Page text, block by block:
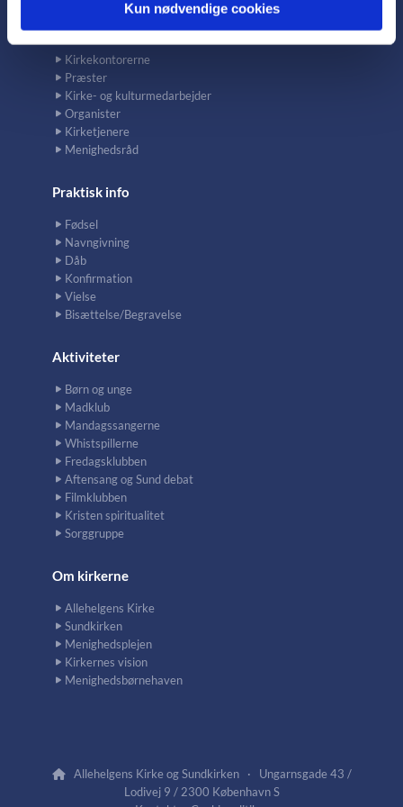
Kun nødvendige cookies
Kontakt
Kirkekontorerne
Præster
Kirke- og kulturmedarbejder
Organister
Kirketjenere
Menighedsråd
Praktisk info
Fødsel
Navngivning
Dåb
Konfirmation
Vielse
Bisættelse/Begravelse
Aktiviteter
Børn og unge
Madklub
Mandagssangerne
Whistspillerne
Fredagsklubben
Aftensang og Sund debat
Filmklubben
Kristen spiritualitet
Sorggruppe
Om kirkerne
Allehelgens Kirke
Sundkirken
Menighedsplejen
Kirkernes vision
Menighedsbørnehaven
Allehelgens Kirke og Sundkirken · Ungarnsgade 43 /
Lodivej 9 / 2300 København S